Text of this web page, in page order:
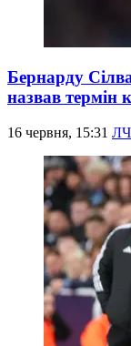
Бернарду
назвав термін
16 червня, 15:31 ЛЧ